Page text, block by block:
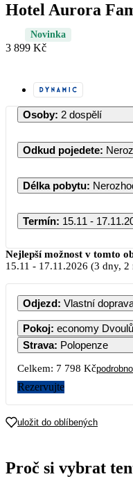
Hotel Aurora
Novinka
3 899 Kč
Osoby: 2 dospělí
Odkud pojedete:
Délka pobytu:
Termín: 15.11 -
PO ÚT
2
5 599
3
5 599 5
5 599 5 599 5
16 17
23
3 899
24
Nejlepší možnost v tomto
15.11 - 17.11.2026 (3 dny, 2
Odjezd: Vlastní
Pokoj: economy
Strava: Polopenze
Celkem: 7 798 Kč
Rezervujte
uložit do oblíbených
Proč si vybrat